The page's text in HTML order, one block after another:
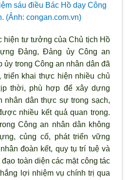
sáu điều Bác Hồ dạy Công
. (Ảnh: congan.com.vn)
hiện tư tưởng của Chủ tịch Hồ
Đảng, Đảng ủy Công an
ủy trong Công an nhân dân đã
triển khai thực hiện nhiều chủ
thời, phù hợp để xây dựng
nhân dân thực sự trong sạch,
nhiều kết quả quan trọng.
Công an nhân dân không
củng cố, phát triển vững
đoàn kết, quy tụ trí tuệ và
đạo toàn diện các mặt công tác
lợi nhiệm vụ chính trị qua